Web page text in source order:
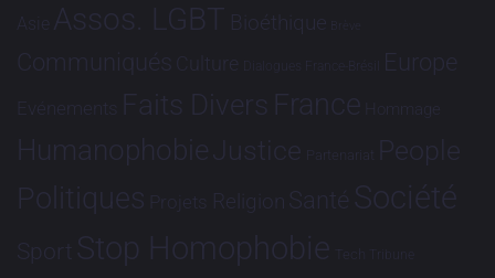
Asie Assos. LGBT Bioéthique Brève
Communiqués Culture Dialogues France-Brésil Europe
Evénements Faits Divers France Hommage
HumanophobieJustice Partenariat People
Politiques Projets Religion Santé Société
Sport Stop Homophobie Tech Tribune